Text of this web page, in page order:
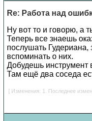
Re: Работа над
Ну вот то и говорю, а
Теперь все знаешь
послушать
вспоминать о них.
Добудешь инструмент
Там ещё два соседа
[ Изменения: 1. Последнее